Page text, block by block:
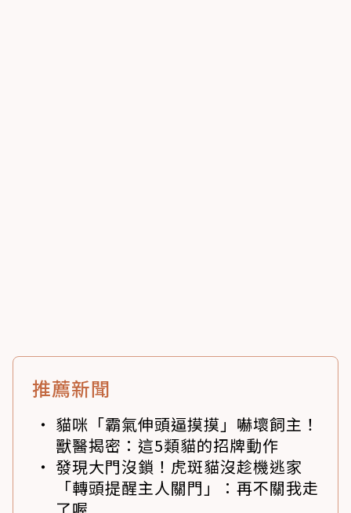
推薦新聞
貓咪「霸氣伸頭逼摸摸」嚇壞飼主！
獸醫揭密：這5類貓的招牌動作
發現大門沒鎖！虎斑貓沒趁機逃家
「轉頭提醒主人關門」：再不關我走
了喔